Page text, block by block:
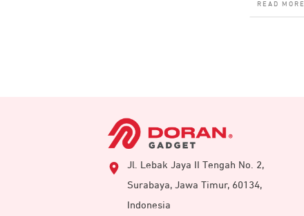
READ MORE
Jl. Lebak Jaya II Tengah No. 2,
Surabaya, Jawa Timur, 60134,
Indonesia